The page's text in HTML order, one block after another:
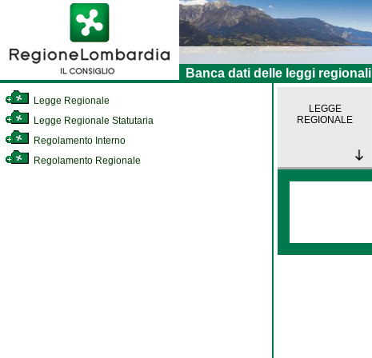
Banca dati delle leggi regionali
Legge Regionale
Legge Regionale Statutaria
Regolamento Interno
Regolamento Regionale
LEGGE
REGIONALE